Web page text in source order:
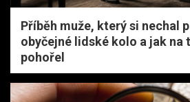
Příběh muže, který si nechal
obyčejné lidské kolo a jak na
pohořel